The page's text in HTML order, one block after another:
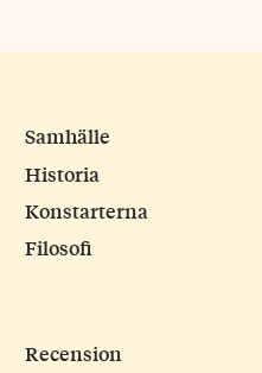
Samhälle
Historia
Konstarterna
Filosofi
Recension